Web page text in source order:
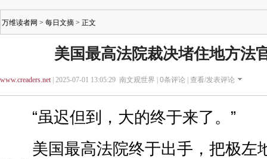
万维读者网 > 每日文摘 > 正文
美国最高法院裁决堵住地方法
www.creaders.net| 2025-07-01 13:05:29 南文观世界 | 0条评论 | 查看/发表评论
“虽迟但到，大的终于来了。”
美国最高法院终于出手，把极左